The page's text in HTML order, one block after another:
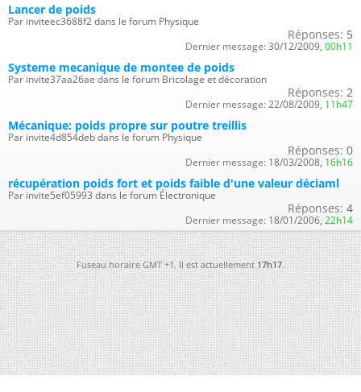
Lancer de poids
Par inviteec3688f2 dans le forum Physique
Réponses: 5
Dernier message: 30/12/2009, 00h11
Systeme mecanique de montee de poids
Par invite37aa26ae dans le forum Bricolage et décoration
Réponses: 2
Dernier message: 22/08/2009, 11h47
Mécanique: poids propre sur poutre treillis
Par invite4d854deb dans le forum Physique
Réponses: 0
Dernier message: 18/03/2008, 16h16
récupération poids fort et poids faible d'une valeur déciaml
Par invite5ef05993 dans le forum Électronique
Réponses: 4
Dernier message: 18/01/2006, 22h14
Fuseau horaire GMT +1. Il est actuellement17h17.